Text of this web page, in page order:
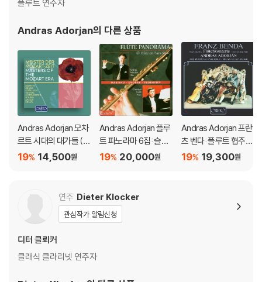
플루트 연주자
Andras Adorjan의 다른 상품
Andras Adorjan 모차
르트 시대의 대가들 (M
asters of the Mozar
14,500원
19%
Andras Adorjan 플루
트 파노라마 6집: 슬라
브 작품집 - 마르티누 /
Vol.6: Flute en Pays
Slave - Martinu / Dv
orak / Prokofiev) 안
20,000원
19%
Andras Adorjan 프란
츠 벤다: 플루트 협주곡
(Franz Benda: Flute
19,300원
19%
연주 Dieter Klocker
관심작가 알림신청
디터 클뢰커
클래식 클라리넷 연주자